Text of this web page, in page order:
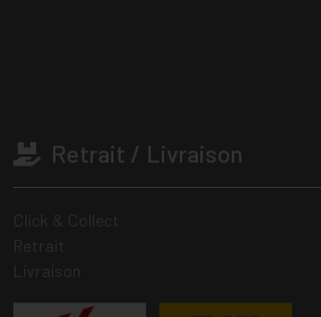
Retrait / Livraison